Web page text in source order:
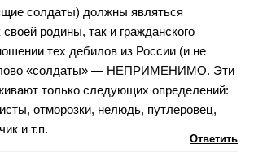
солдаты) должны являться
родины, так и гражданского
тех дебилов из России (и не
«солдаты» — НЕПРИМЕНИМО. Эти
только следующих определений:
отморозки, нелюдь, путлеровец,
и т.п.
Ответить